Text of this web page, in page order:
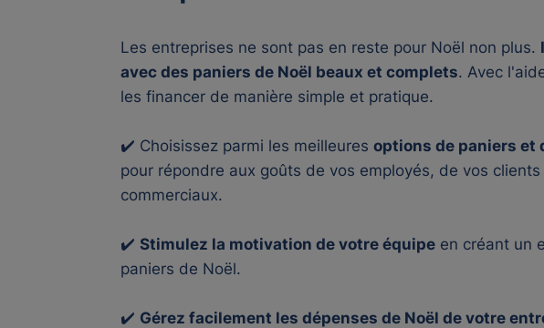
Les entreprises ne sont pas en reste pour Noël non plus.
avec des paniers de Noël beaux et complets. Avec
les financer de manière simple et pratique.
✔️ Choisissez parmi les meilleures options de paniers et
pour répondre aux goûts de vos employés, de vos
commerciaux.
✔️ Stimulez la motivation de votre équipe en créant un
paniers de Noël.
✔️ Gérez facilement les dépenses de Noël de votre